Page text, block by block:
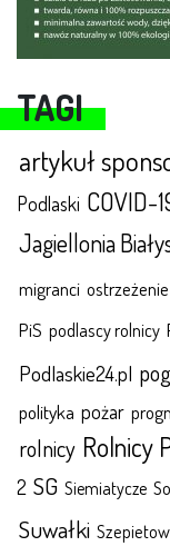
TAGI
artykuł
Podlaski COVID-
Jagiellonia
migranci ostrzeżenie
PiS podlascy rolnicy
Podlaskie24.pl
polityka pożar
rolnicy Rolnicy
2 SG Siemiatycze
Suwałki